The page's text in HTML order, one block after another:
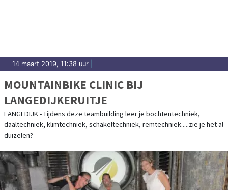
14 maart 2019, 11:38 uur
MOUNTAINBIKE CLINIC BIJ
LANGEDIJKERUITJE
LANGEDIJK - Tijdens deze teambuilding leer je bochtentechniek,
daaltechniek, klimtechniek, schakeltechniek, remtechniek.....zie je het al
duizelen?